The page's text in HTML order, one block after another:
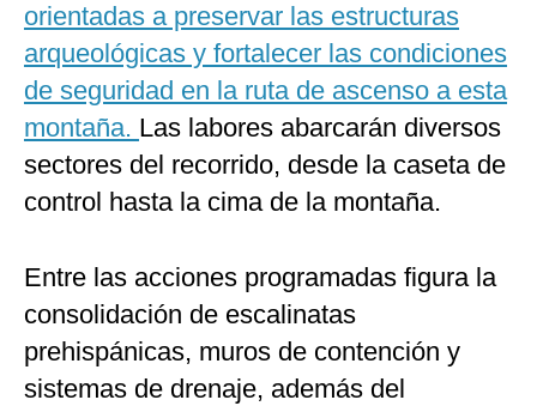
orientadas a preservar las estructuras
arqueológicas y fortalecer las condiciones
de seguridad en la ruta de ascenso a esta
montaña. Las labores abarcarán diversos
sectores del recorrido, desde la caseta de
control hasta la cima de la montaña.
Entre las acciones programadas figura la
consolidación de escalinatas
prehispánicas, muros de contención y
sistemas de drenaje, además del